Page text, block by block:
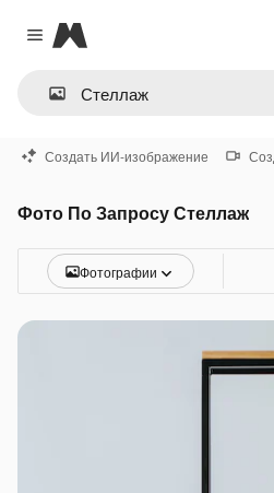
Close menu
Magnific
Создать ИИ-изображение
Фото По Запросу Стеллаж
Фотографии